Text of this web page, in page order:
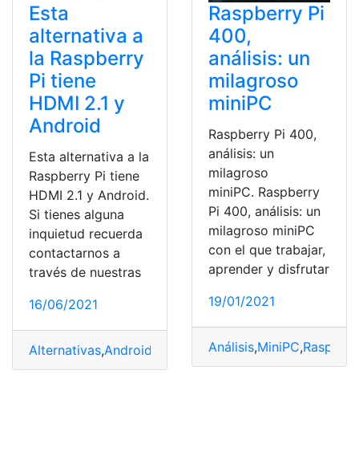
Esta
alternativa a
la Raspberry
Pi tiene
HDMI 2.1 y
Android
Esta alternativa a la
Raspberry Pi tiene
HDMI 2.1 y Android.
Si tienes alguna
inquietud recuerda
contactarnos a
través de nuestras
16/06/2021
Alternativas,Android Raspberry
Raspberry Pi
400,
análisis: un
milagroso
miniPC
Raspberry Pi 400,
análisis: un
milagroso
miniPC. Raspberry
Pi 400, análisis: un
milagroso miniPC
con el que trabajar,
aprender y disfrutar
19/01/2021
Análisis,MiniPC,